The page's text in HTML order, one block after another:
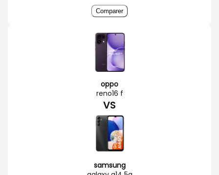
Comparer
oppo
reno16 f
VS
samsung